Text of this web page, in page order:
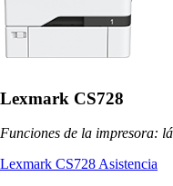
Lexmark CS728
Funciones de la impresora:
Lexmark CS728 Asistencia